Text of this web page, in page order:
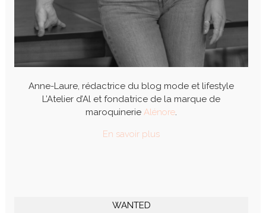
Anne-Laure, rédactrice du blog mode et lifestyle
L’Atelier d’Al et fondatrice de la marque de
maroquinerie Alénore.
En savoir plus
WANTED